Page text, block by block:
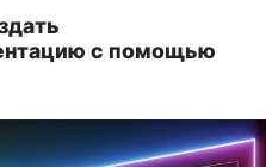
с помощью